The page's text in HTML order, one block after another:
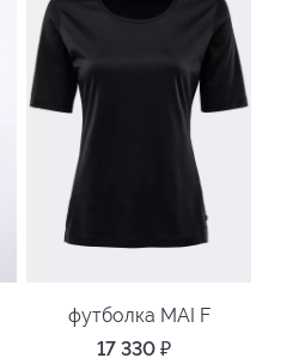
футболка MAI F
17 330 ₽